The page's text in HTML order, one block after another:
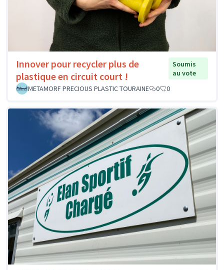
Innover pour recycler plus de
plastique en circuit court !
Soumis
au vote
METAMORF PRECIOUS PLASTIC TOURAINE
0 0